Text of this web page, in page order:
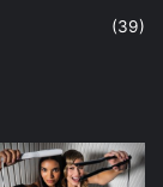
(39)